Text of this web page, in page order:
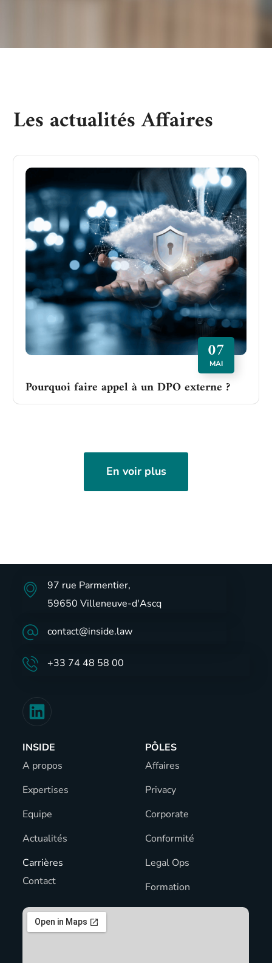
Les actualités Affaires
07
MAI
Pourquoi faire appel à un DPO externe ?
En voir plus
97 rue Parmentier,
59650 Villeneuve-d'Ascq
contact@inside.law
+33 74 48 58 00
INSIDE
A propos
Expertises
Equipe
Actualités
Carrières
Contact
PÔLES
Affaires
Privacy
Corporate
Conformité
Legal Ops
Formation